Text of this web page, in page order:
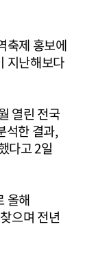
축제 홍보에
지난해보다
열린 전국
석한 결과,
다고 2일
올해
으며 전년